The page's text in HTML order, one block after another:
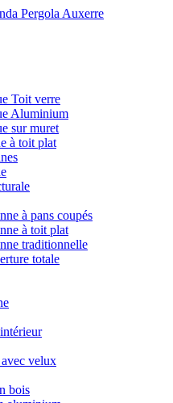
Toit verre
Aluminium
sur muret
à toit plat
à pans coupés
à toit plat
traditionnelle
totale
velux
bois